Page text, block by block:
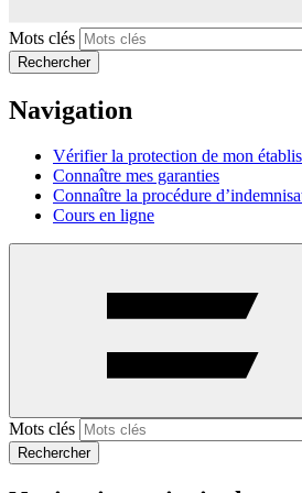
Mots clés
Rechercher
Navigation
Vérifier la protection de mon
Connaître mes garanties
Connaître la procédure
Cours en ligne
Mots clés
Rechercher